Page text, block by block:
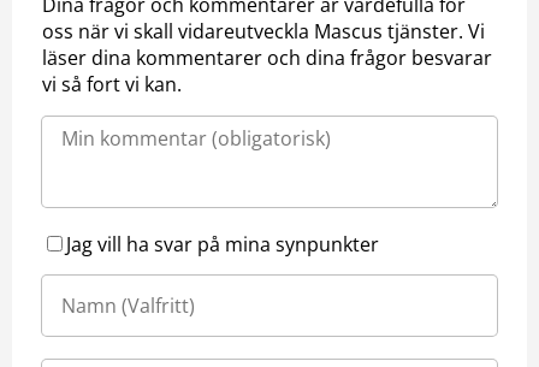
Dina frågor och kommentarer är värdefulla för
oss när vi skall vidareutveckla Mascus tjänster. Vi
läser dina kommentarer och dina frågor besvarar
vi så fort vi kan.
Jag vill ha svar på mina synpunkter